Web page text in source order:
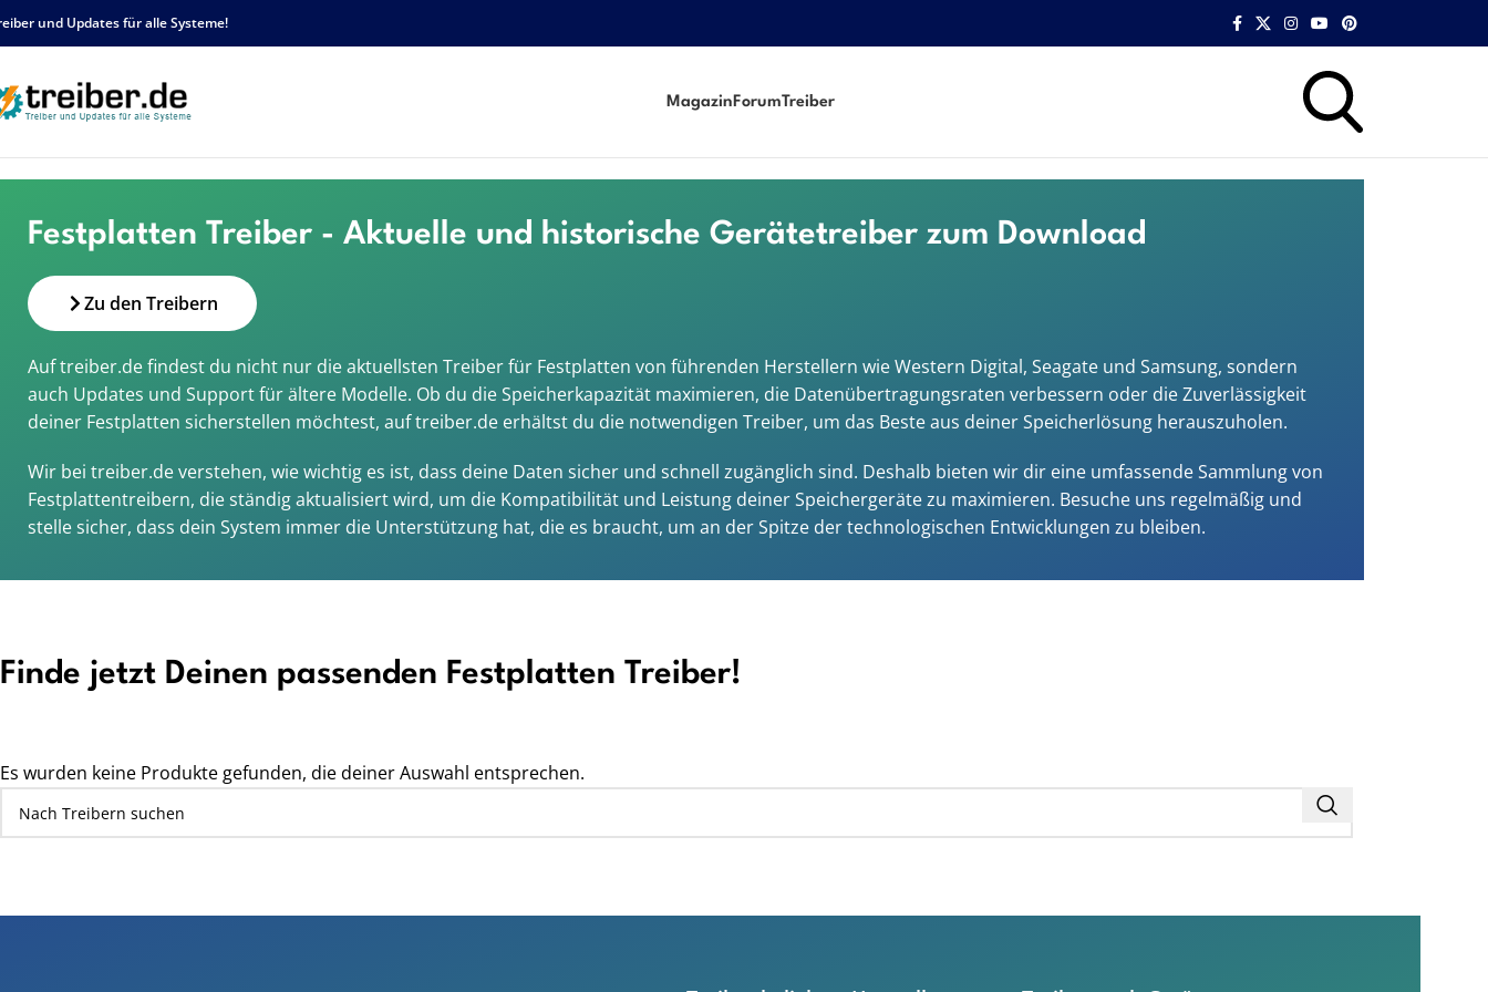
und Updates für alle Systeme!
Magazin ForumTreiber
Festplatten Treiber - Aktuelle und historische Gerätetreiber zum Download
Zu den Treibern
Auf treiber.de findest du nicht nur die aktuellsten Treiber für Festplatten von führenden Herstellern wie Western Digital, Seagate und Samsung, sondern
auch Updates und Support für ältere Modelle. Ob du die Speicherkapazität maximieren, die Datenübertragungsraten verbessern oder die Zuverlässigkeit
deiner Festplatten sicherstellen möchtest, auf treiber.de erhältst du die notwendigen Treiber, um das Beste aus deiner Speicherlösung herauszuholen.
Wir bei treiber.de verstehen, wie wichtig es ist, dass deine Daten sicher und schnell zugänglich sind. Deshalb bieten wir dir eine umfassende Sammlung von
Festplattentreibern, die ständig aktualisiert wird, um die Kompatibilität und Leistung deiner Speichergeräte zu maximieren. Besuche uns regelmäßig und
stelle sicher, dass dein System immer die Unterstützung hat, die es braucht, um an der Spitze der technologischen Entwicklungen zu bleiben.
Finde jetzt Deinen passenden Festplatten Treiber!
Es wurden keine Produkte gefunden, die deiner Auswahl entsprechen.